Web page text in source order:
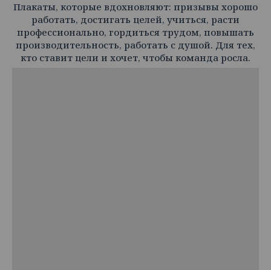
Плакаты, которые вдохновляют: призывы хорошо
работать, достигать целей, учиться, расти
профессионально, гордиться трудом, повышать
производительность, работать с душой. Для тех,
кто ставит цели и хочет, чтобы команда росла.